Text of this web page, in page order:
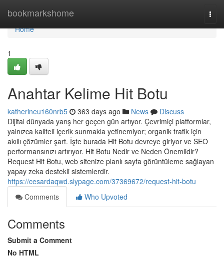
bookmarkshome
Home
Home
1
Anahtar Kelime Hit Botu
katherineu160nrb5 363 days ago News
Discuss
Dijital dünyada yarış her geçen gün artıyor. Çevrimiçi platformlar,
yalnızca kaliteli içerik sunmakla yetinemiyor; organik trafik için
akıllı çözümler şart. İşte burada Hit Botu devreye giriyor ve SEO
performansınızı artırıyor. Hit Botu Nedir ve Neden Önemlidir?
Request Hit Botu, web sitenize planlı sayfa görüntüleme sağlayan
yapay zeka destekli sistemlerdir.
https://cesardaqwd.slypage.com/37369672/request-hit-botu
Comments
Who Upvoted
Comments
Submit a Comment
No HTML